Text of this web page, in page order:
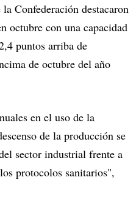
la Confederación destacaron
octubre con una capacidad
puntos arriba de
de octubre del año
en el uso de la
de la producción se
sector industrial frente a
protocolos sanitarios",